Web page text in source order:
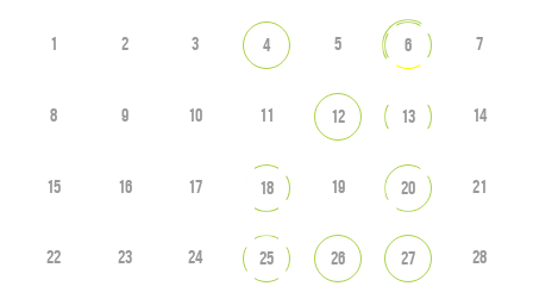
1 2 3 4 5 6 7
8 9 10 11 12 13 14
15 16 17 18 19 20 21
22 23 24 25 26 27 28